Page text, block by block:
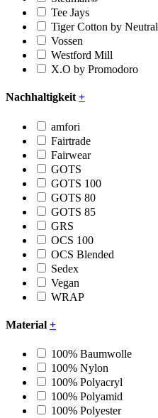
Tee Jays
Tiger Cotton by Neutral
Vossen
Westford Mill
X.O by Promodoro
Nachhaltigkeit +
amfori
Fairtrade
Fairwear
GOTS
GOTS 100
GOTS 80
GOTS 85
GRS
OCS 100
OCS Blended
Sedex
Vegan
WRAP
Material +
100% Baumwolle
100% Nylon
100% Polyacryl
100% Polyamid
100% Polyester